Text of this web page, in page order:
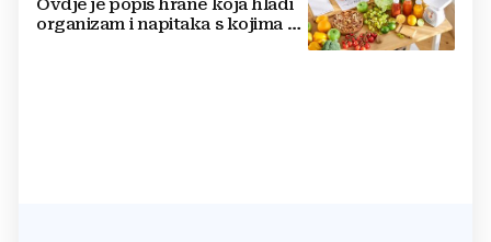
Ovdje je popis hrane koja hladi
organizam i napitaka s kojima si